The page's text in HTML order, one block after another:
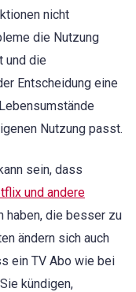
nicht
die Nutzung
und die
Entscheidung eine
Nutzung passt.
sein, dass
und andere
haben, die besser zu
ändern sich auch
ein TV Abo wie bei
kündigen,